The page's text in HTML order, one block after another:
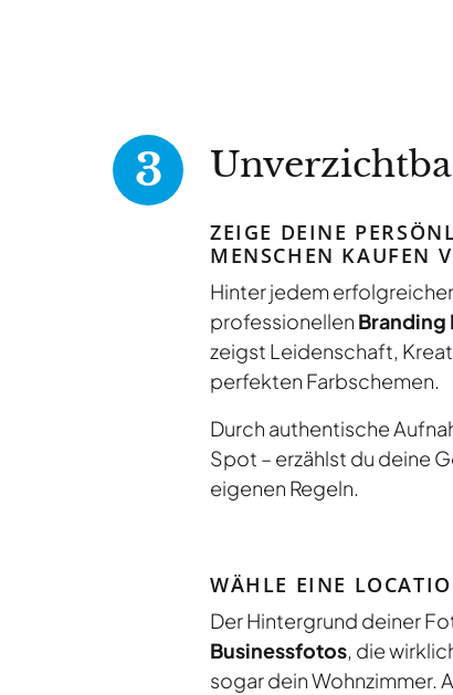
ZEIGE DEINE
MENSCHEN KAUFEN
Hinter jedem
professionellen Branding
zeigst Leidenschaft,
perfekten Farbschemen.
Durch authentische
Spot – erzählst du deine
eigenen Regeln.
WÄHLE EINE
Der Hintergrund deiner
Businessfotos, die
sogar dein Wohnzimmer.